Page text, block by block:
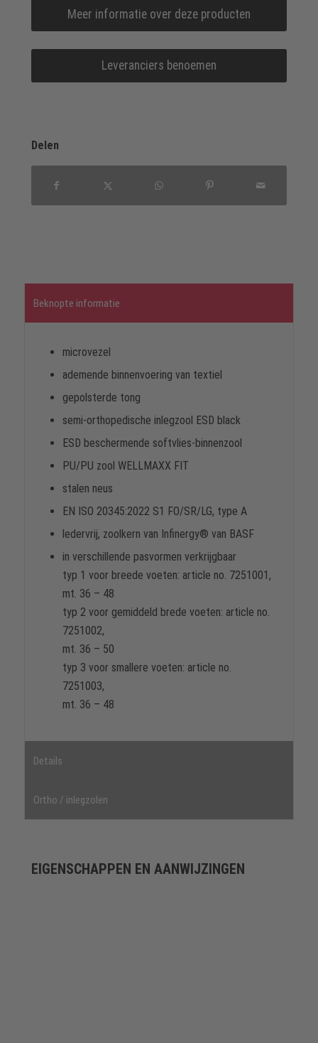
Meer informatie over deze producten
Leveranciers benoemen
Delen
Beknopte informatie
microvezel
ademende binnenvoering van textiel
gepolsterde tong
semi-orthopedische inlegzool ESD black
ESD beschermende softvlies-binnenzool
PU/PU zool WELLMAXX FIT
stalen neus
EN ISO 20345:2022 S1 FO/SR/LG, type A
ledervrij, zoolkern van Infinergy® van BASF
in verschillende pasvormen verkrijgbaar
typ 1 voor breede voeten: article no. 7251001,
mt. 36 – 48
typ 2 voor gemiddeld brede voeten: article no.
7251002,
mt. 36 – 50
typ 3 voor smallere voeten: article no.
7251003,
mt. 36 – 48
Details
Ortho / inlegzolen
EIGENSCHAPPEN EN AANWIJZINGEN